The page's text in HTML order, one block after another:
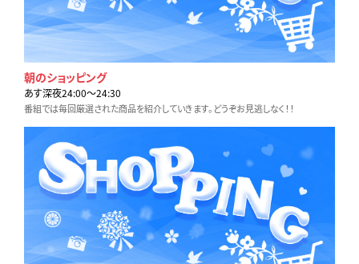
朝のショッピング
あす深夜24:00〜24:30
番組では毎回厳選された商品を紹介していきます。どうぞお見逃しなく！！